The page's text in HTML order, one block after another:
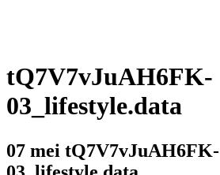
tQ7V7vJuAH6FK-
03_lifestyle.data
07 mei tQ7V7vJuAH6FK-